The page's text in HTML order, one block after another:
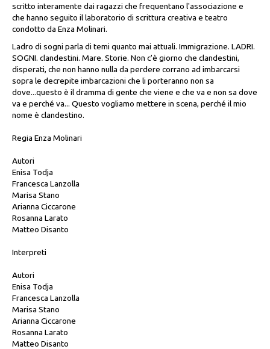
scritto interamente dai ragazzi che frequentano l'associazione e
che hanno seguito il laboratorio di scrittura creativa e teatro
condotto da Enza Molinari.
Ladro di sogni parla di temi quanto mai attuali. Immigrazione. LADRI.
SOGNI. clandestini. Mare. Storie. Non c'è giorno che clandestini,
disperati, che non hanno nulla da perdere corrano ad imbarcarsi
sopra le decrepite imbarcazioni che li porteranno non sa
dove...questo è il dramma di gente che viene e che va e non sa dove
va e perché va... Questo vogliamo mettere in scena, perché il mio
nome è clandestino.
Regia Enza Molinari
Autori
Enisa Todja
Francesca Lanzolla
Marisa Stano
Arianna Ciccarone
Rosanna Larato
Matteo Disanto
Interpreti
Autori
Enisa Todja
Francesca Lanzolla
Marisa Stano
Arianna Ciccarone
Rosanna Larato
Matteo Disanto